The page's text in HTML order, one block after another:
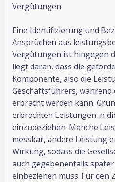
Vergütungen
Eine Identifizierung und
Ansprüchen aus
Vergütungen ist hingegen
liegt daran, dass die
Komponente, also die
Geschäftsführers,
erbracht werden kann.
erbrachten Leistungen in
einzubeziehen. Manche
messbar, andere Leistung
Wirkung, sodass die
auch gegebenenfalls
einbeziehen muss. Für den